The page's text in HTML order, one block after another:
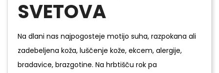
SVETOVA
Na dlani nas najpogosteje motijo suha, razpokana ali
zadebeljena koža, luščenje kože, ekcem, alergije,
bradavice, brazgotine. Na hrbtišču rok pa